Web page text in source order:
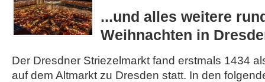
...und alles weitere
Weihnachten in
Der Dresdner Striezelmarkt fand erstmals 1434
auf dem Altmarkt zu Dresden statt. In den